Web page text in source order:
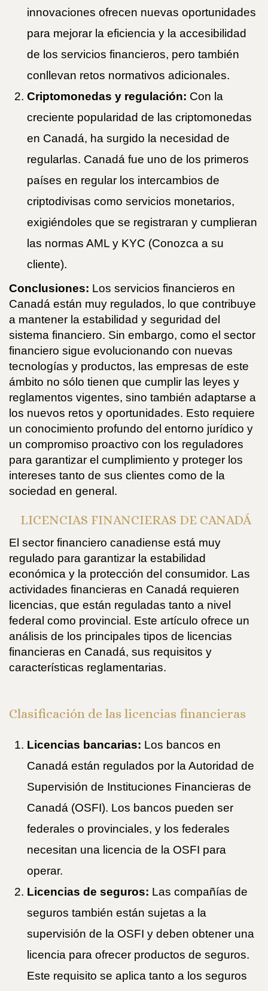
innovaciones ofrecen nuevas oportunidades
para mejorar la eficiencia y la accesibilidad
de los servicios financieros, pero también
conllevan retos normativos adicionales.
Criptomonedas y regulación: Con la
creciente popularidad de las criptomonedas
en Canadá, ha surgido la necesidad de
regularlas. Canadá fue uno de los primeros
países en regular los intercambios de
criptodivisas como servicios monetarios,
exigiéndoles que se registraran y cumplieran
las normas AML y KYC (Conozca a su
cliente).
Conclusiones: Los servicios financieros en
Canadá están muy regulados, lo que contribuye
a mantener la estabilidad y seguridad del
sistema financiero. Sin embargo, como el sector
financiero sigue evolucionando con nuevas
tecnologías y productos, las empresas de este
ámbito no sólo tienen que cumplir las leyes y
reglamentos vigentes, sino también adaptarse a
los nuevos retos y oportunidades. Esto requiere
un conocimiento profundo del entorno jurídico y
un compromiso proactivo con los reguladores
para garantizar el cumplimiento y proteger los
intereses tanto de sus clientes como de la
sociedad en general.
LICENCIAS FINANCIERAS DE CANADÁ
El sector financiero canadiense está muy
regulado para garantizar la estabilidad
económica y la protección del consumidor. Las
actividades financieras en Canadá requieren
licencias, que están reguladas tanto a nivel
federal como provincial. Este artículo ofrece un
análisis de los principales tipos de licencias
financieras en Canadá, sus requisitos y
características reglamentarias.
Clasificación de las licencias financieras
Licencias bancarias: Los bancos en
Canadá están regulados por la Autoridad de
Supervisión de Instituciones Financieras de
Canadá (OSFI). Los bancos pueden ser
federales o provinciales, y los federales
necesitan una licencia de la OSFI para
operar.
Licencias de seguros: Las compañías de
seguros también están sujetas a la
supervisión de la OSFI y deben obtener una
licencia para ofrecer productos de seguros.
Este requisito se aplica tanto a los seguros